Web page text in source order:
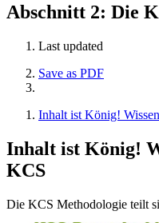
Abschnitt 2: Die
Last updated
Save as PDF
Inhalt ist König!
Inhalt ist König!
KCS
Die KCS Methodologie teilt